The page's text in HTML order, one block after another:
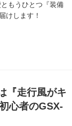
もうひとつ『装備
けします！
『走行風がキ
心者のGSX-